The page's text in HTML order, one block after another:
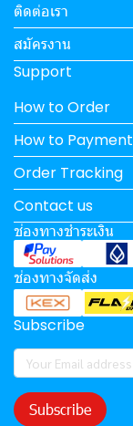
ติดต่อเรา
สมัครงาน
Support
How to Order
How to Payment
Order Tracking
Contact us
ช่องทางชำระเงิน
ช่องทางจัดส่ง
Subscribe
Subscribe